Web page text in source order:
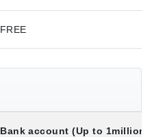
FREE
Bank account (Up to 1million